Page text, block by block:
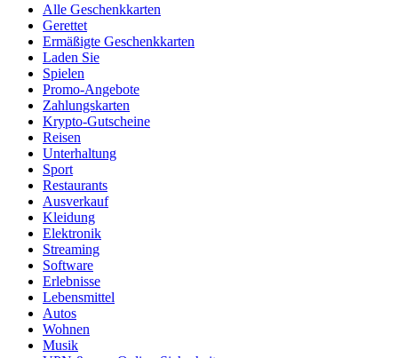
Alle Geschenkkarten
Gerettet
Ermäßigte Geschenkkarten
Laden Sie
Spielen
Promo-Angebote
Zahlungskarten
Krypto-Gutscheine
Reisen
Unterhaltung
Sport
Restaurants
Ausverkauf
Kleidung
Elektronik
Streaming
Software
Erlebnisse
Lebensmittel
Autos
Wohnen
Musik